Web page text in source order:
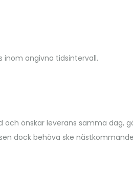
inom angivna tidsintervall.
önskar leverans samma dag,
dock behöva ske